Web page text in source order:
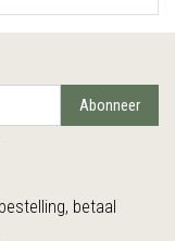
Abonneer
betaal